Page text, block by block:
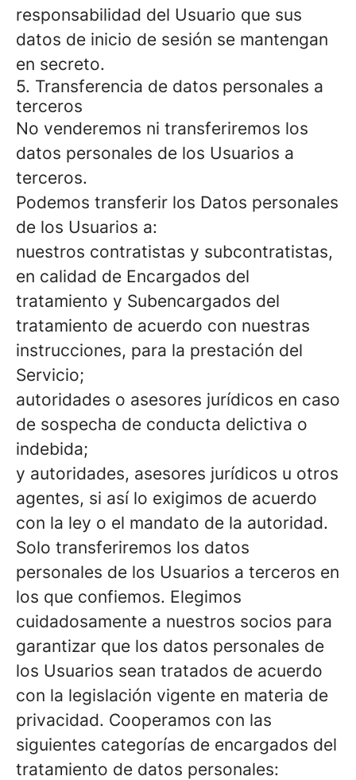
responsabilidad del Usuario que sus
datos de inicio de sesión se mantengan
en secreto.
5. Transferencia de datos personales a
terceros
No venderemos ni transferiremos los
datos personales de los Usuarios a
terceros.
Podemos transferir los Datos personales
de los Usuarios a:
nuestros contratistas y subcontratistas,
en calidad de Encargados del
tratamiento y Subencargados del
tratamiento de acuerdo con nuestras
instrucciones, para la prestación del
Servicio;
autoridades o asesores jurídicos en caso
de sospecha de conducta delictiva o
indebida;
y autoridades, asesores jurídicos u otros
agentes, si así lo exigimos de acuerdo
con la ley o el mandato de la autoridad.
Solo transferiremos los datos
personales de los Usuarios a terceros en
los que confiemos. Elegimos
cuidadosamente a nuestros socios para
garantizar que los datos personales de
los Usuarios sean tratados de acuerdo
con la legislación vigente en materia de
privacidad. Cooperamos con las
siguientes categorías de encargados del
tratamiento de datos personales: